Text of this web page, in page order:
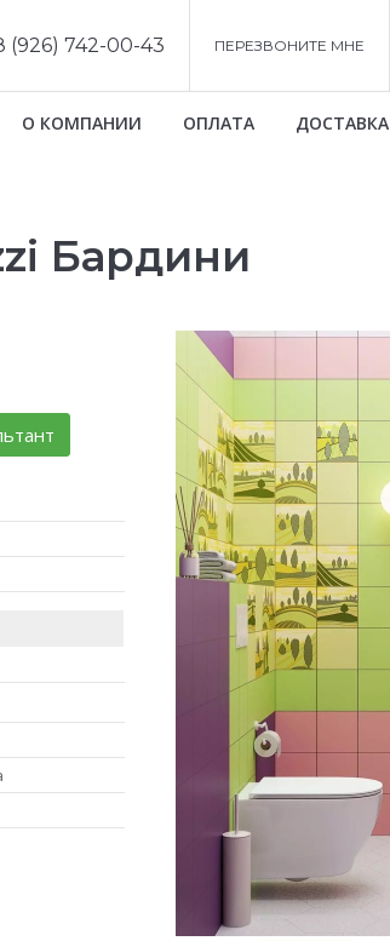
(926) 742-00-43 ПЕРЕЗВОНИТЕ МНЕ
О КОМПАНИИ ОПЛАТА ДОСТАВКА
Бардини